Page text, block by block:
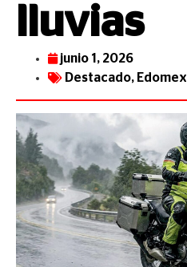
lluvias
junio 1, 2026
Destacado, Edomex